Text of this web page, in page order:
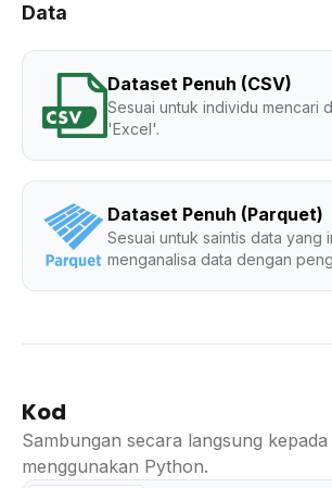
Data
Dataset Penuh (CSV)
Sesuai untuk individu mencari
'Excel'.
Dataset Penuh (Parquet)
Sesuai untuk saintis data yang
menganalisa data dengan
Kod
Sambungan secara langsung kepada
menggunakan Python.